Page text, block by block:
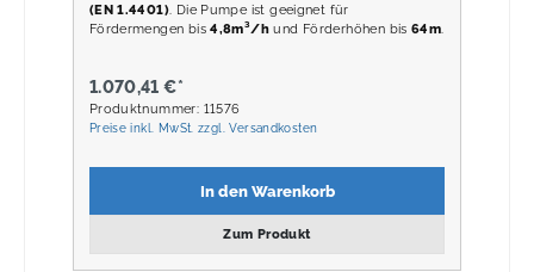
(EN 1.4401) . Die Pumpe ist geeignet für
Fördermengen bis4,8m³/h und Förderhöhen bis64m
1.070,41 €*
Produktnummer: 11576
Preise inkl. MwSt. zzgl. Versandkosten
In den Warenkorb
Zum Produkt